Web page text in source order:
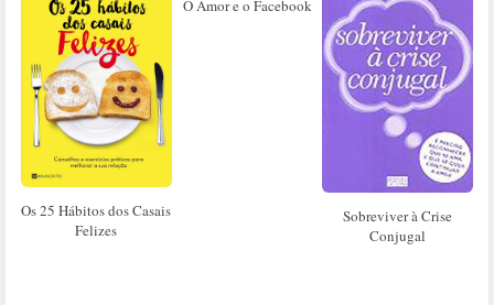
Os 25 Hábitos dos Casais
Felizes
O Amor e o Facebook
Sobreviver à Crise
Conjugal